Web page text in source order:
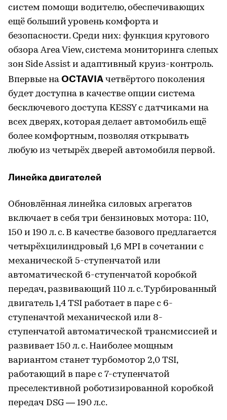
систем помощи водителю, обеспечивающих
ещё больший уровень комфорта и
безопасности. Среди них: функция кругового
обзора Area View, система мониторинга слепых
зон Side Assist и адаптивный круиз-контроль.
Впервые на OCTAVIA четвёртого поколения
будет доступна в качестве опции система
бесключевого доступа KESSY с датчиками на
всех дверях, которая делает автомобиль ещё
более комфортным, позволяя открывать
любую из четырёх дверей автомобиля первой.
Линейка двигателей
Обновлённая линейка силовых агрегатов
включает в себя три бензиновых мотора: 110,
150 и 190 л. с. В качестве базового предлагается
четырёхцилиндровый 1,6 MPI в сочетании с
механической 5-ступенчатой или
автоматической 6-ступенчатой коробкой
передач, развивающий 110 л. с. Турбированный
двигатель 1,4 TSI работает в паре с 6-
ступеначтой механической или 8-
ступенчатой автоматической трансмиссией и
развивает 150 л. с. Наиболее мощным
вариантом станет турбомотор 2,0 TSI,
работающий в паре с 7-ступенчатой
преселективной роботизированной коробкой
передач DSG — 190 л.с.